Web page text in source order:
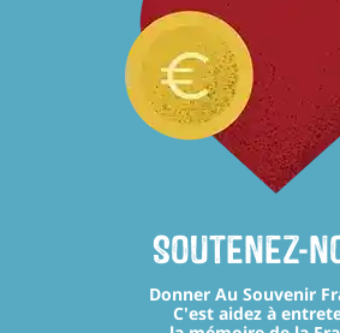
Soutenez-
Donner Au Souvenir
C'est aidez à